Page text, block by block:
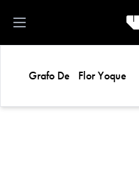
Open main menu
Grafo De Flor Yoque